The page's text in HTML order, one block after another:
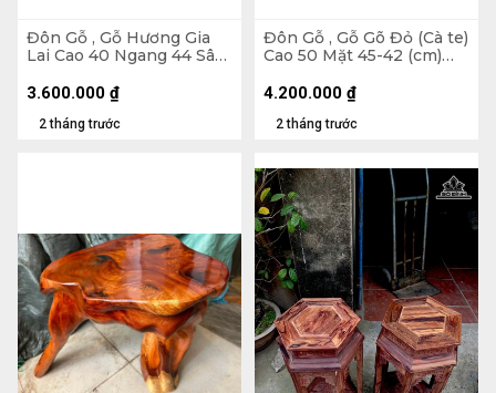
Đôn Gỗ , Gỗ Hương Gia
Lai Cao 40 Ngang 44 Sâu
2 tháng trước
3.600.000 ₫
Đôn Gỗ , Gỗ Gõ Đỏ (Cà te)
Cao 50 Mặt 45-42 (cm)
2 tháng trước
4.200.000 ₫